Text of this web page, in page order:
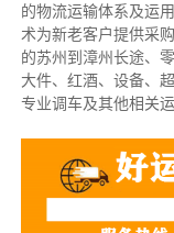
的物流运输体系及运
术为新老客户提供采
的苏州到漳州长途、
大件、红酒、设备、
专业调车及其他相关运